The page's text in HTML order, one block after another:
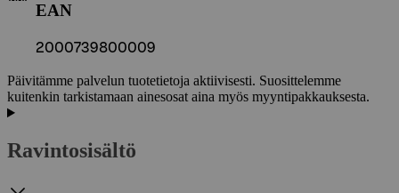
EAN
2000739800009
Päivitämme palvelun tuotetietoja aktiivisesti. Suosittelemme
kuitenkin tarkistamaan ainesosat aina myös myyntipakkauksesta.
Ravintosisältö